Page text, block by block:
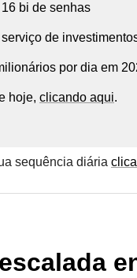
bi de senhas
de
por dia em
hoje, clicando aqui.
sequência diária